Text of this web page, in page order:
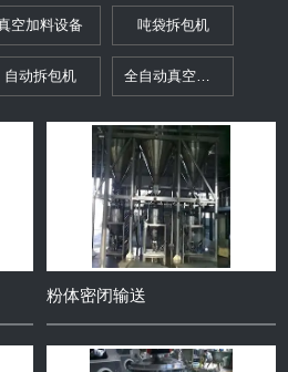
空加料设备 吨袋拆包机
自动拆包机 全自动真空上料机
体卸料系统 粉体输送设备
粉碎设备
手套箱密闭投料站
出料设备 集尘系统
粉体密闭输送